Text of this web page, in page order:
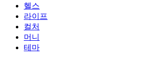
헬스
라이프
컬처
머니
테마